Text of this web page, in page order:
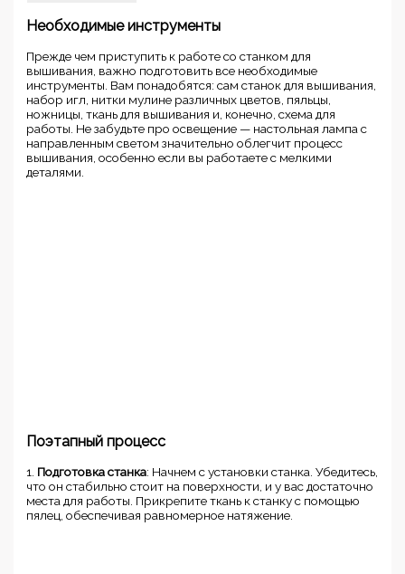
Необходимые инструменты
Прежде чем приступить к работе со станком для
вышивания, важно подготовить все необходимые
инструменты. Вам понадобятся: сам станок для вышивания,
набор игл, нитки мулине различных цветов, пяльцы,
ножницы, ткань для вышивания и, конечно, схема для
работы. Не забудьте про освещение — настольная лампа с
направленным светом значительно облегчит процесс
вышивания, особенно если вы работаете с мелкими
деталями.
Поэтапный процесс
1. Подготовка станка: Начнем с установки станка. Убедитесь,
что он стабильно стоит на поверхности, и у вас достаточно
места для работы. Прикрепите ткань к станку с помощью
пялец, обеспечивая равномерное натяжение.